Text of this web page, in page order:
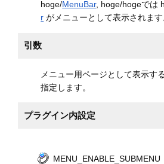
hoge/MenuBar, hoge/hogeでは
r がメニューとして表示されます
引数
メニュー用ページとして表示す
指定します。
プラグイン内設定